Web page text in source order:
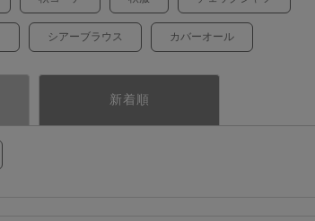
シアーブラウス カバーオール
新着順